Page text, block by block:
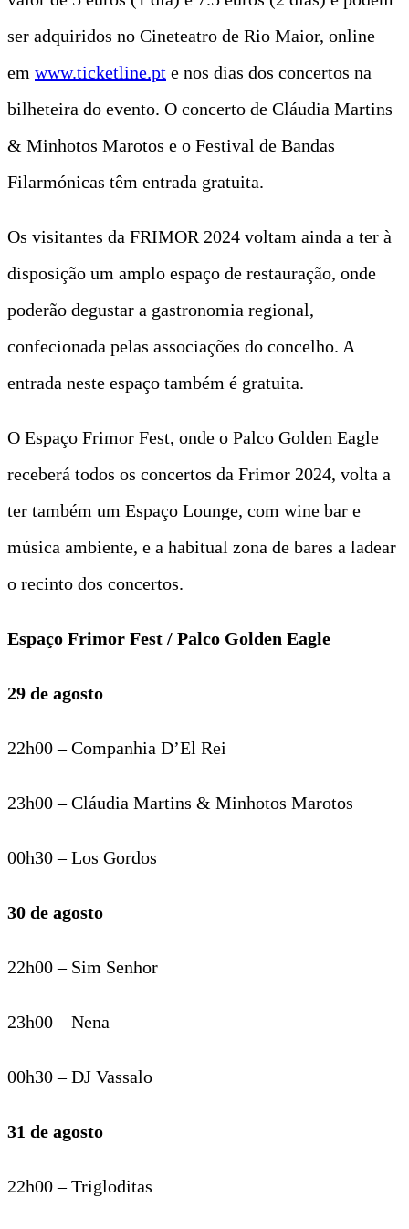
ser adquiridos no Cineteatro de Rio Maior, online
em www.ticketline.pt e nos dias dos concertos na
bilheteira do evento. O concerto de Cláudia Martins
& Minhotos Marotos e o Festival de Bandas
Filarmónicas têm entrada gratuita.
Os visitantes da FRIMOR 2024 voltam ainda a ter à
disposição um amplo espaço de restauração, onde
poderão degustar a gastronomia regional,
confecionada pelas associações do concelho. A
entrada neste espaço também é gratuita.
O Espaço Frimor Fest, onde o Palco Golden Eagle
receberá todos os concertos da Frimor 2024, volta a
ter também um Espaço Lounge, com wine bar e
música ambiente, e a habitual zona de bares a ladear
o recinto dos concertos.
Espaço Frimor Fest / Palco Golden Eagle
29 de agosto
22h00 – Companhia D’El Rei
23h00 – Cláudia Martins & Minhotos Marotos
00h30 – Los Gordos
30 de agosto
22h00 – Sim Senhor
23h00 – Nena
00h30 – DJ Vassalo
31 de agosto
22h00 – Trigloditas